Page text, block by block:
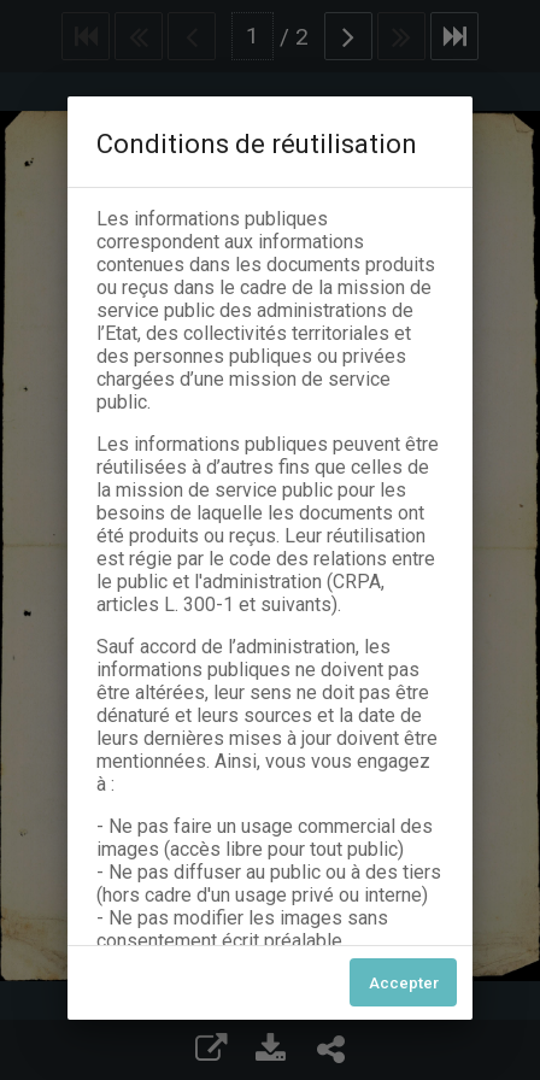
/ 2
Conditions de réutilisation
Les informations publiques
correspondent aux informations
contenues dans les documents produits
ou reçus dans le cadre de la mission de
service public des administrations de
l’Etat, des collectivités territoriales et
des personnes publiques ou privées
chargées d’une mission de service
public.
Les informations publiques peuvent être
réutilisées à d’autres fins que celles de
la mission de service public pour les
besoins de laquelle les documents ont
été produits ou reçus. Leur réutilisation
est régie par le code des relations entre
le public et l'administration (CRPA,
articles L. 300-1 et suivants).
Sauf accord de l’administration, les
informations publiques ne doivent pas
être altérées, leur sens ne doit pas être
dénaturé et leurs sources et la date de
leurs dernières mises à jour doivent être
mentionnées. Ainsi, vous vous engagez
à :
- Ne pas faire un usage commercial des
images (accès libre pour tout public)
- Ne pas diffuser au public ou à des tiers
(hors cadre d'un usage privé ou interne)
- Ne pas modifier les images sans
consentement écrit préalable
Dans le cas contraire, nous vous invitons
à nous contacter afin de solliciter le type
de Licence souhaitée parmi celles
proposées et le cas échéant, acquitter